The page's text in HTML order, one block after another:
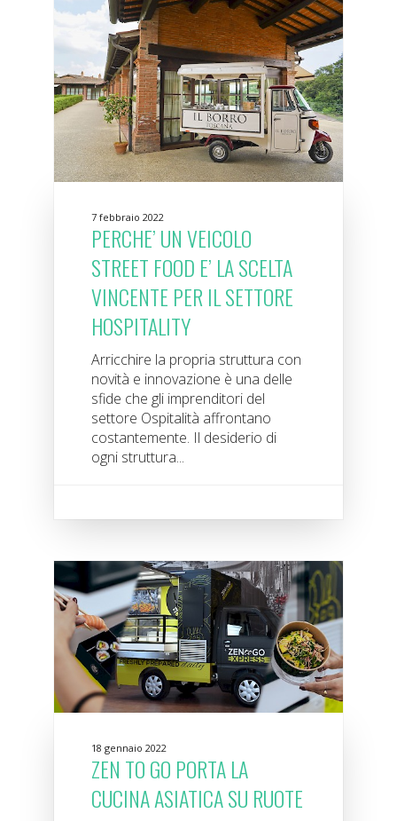
7 febbraio 2022
PERCHE’ UN VEICOLO
STREET FOOD E’ LA SCELTA
VINCENTE PER IL SETTORE
HOSPITALITY
Arricchire la propria struttura con
novità e innovazione è una delle
sfide che gli imprenditori del
settore Ospitalità affrontano
costantemente. Il desiderio di
ogni struttura...
18 gennaio 2022
ZEN TO GO PORTA LA
CUCINA ASIATICA SU RUOTE